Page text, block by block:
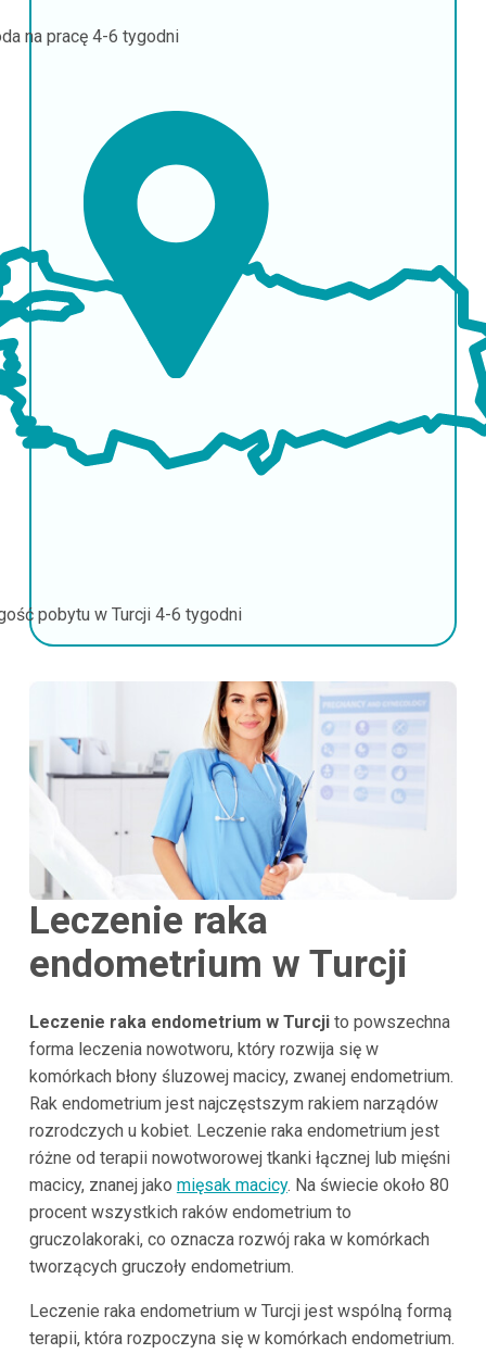
na pracę 4-6 tygodni
pobytu w Turcji 4-6 tygodni
Leczenie raka
endometrium w Turcji
Leczenie raka endometrium w Turcjito powszechna
forma leczenia nowotworu, który rozwija się w
komórkach błony śluzowej macicy, zwanej endometrium.
Rak endometrium jest najczęstszym rakiem narządów
rozrodczych u kobiet. Leczenie raka endometrium jest
różne od terapii nowotworowej tkanki łącznej lub mięśni
macicy, znanej jako mięsak macicy. Na świecie około 80
procent wszystkich raków endometrium to
gruczolakoraki, co oznacza rozwój raka w komórkach
tworzących gruczoły endometrium.
Leczenie raka endometrium w Turcji jest wspólną formą
terapii, która rozpoczyna się w komórkach endometrium.